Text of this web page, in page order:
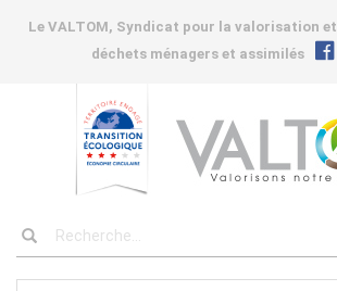
Le VALTOM, Syndicat pour la valorisation
déchets ménagers et assimilés